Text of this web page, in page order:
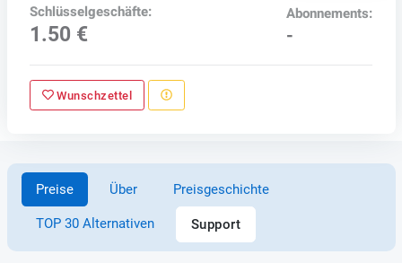
Schlüsselgeschäfte:
1.50 €
Abonnements:
-
Wunschzettel
Preise Über Preisgeschichte
TOP 30 Alternativen Support